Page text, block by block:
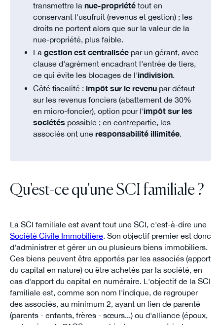
transmettre lanue-propriété tout en
conservant l'usufruit (revenus et gestion) ; les
droits ne portent alors que sur la valeur de la
nue-propriété, plus faible.
Lagestion est centralisée par un gérant, avec
clause d'agrément encadrant l'entrée de tiers,
ce qui évite les blocages de l'indivision.
Côté fiscalité : impôt sur le revenu par défaut
sur les revenus fonciers (abattement de 30%
en micro-foncier), option pour l'impôt sur les
sociétés possible ; en contrepartie, les
associés ont uneresponsabilité illimitée.
Qu'est-ce qu'une SCI familiale ?
La SCI familiale est avant tout une SCI, c'est-à-dire une
Société Civile Immobilière. Son objectif premier est donc
d'administrer et gérer un ou plusieurs biens immobiliers.
Ces biens peuvent être apportés par les associés (apport
du capital en nature) ou être achetés par la société, en
cas d'apport du capital en numéraire. L'objectif de la SCI
familiale est, comme son nom l'indique, de regrouper
des associés, au minimum 2, ayant un lien de parenté
(parents - enfants, frères - sœurs...) ou d'alliance (époux,